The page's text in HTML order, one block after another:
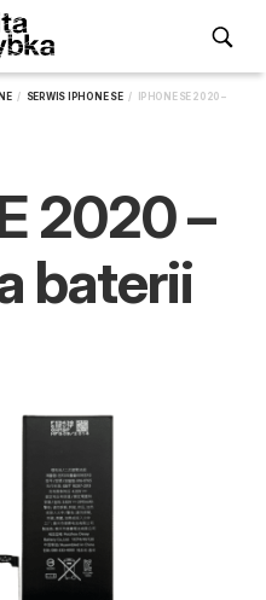
/ SERWIS IPHONE SE/ IPHONE SE 2020 –
2020 –
baterii